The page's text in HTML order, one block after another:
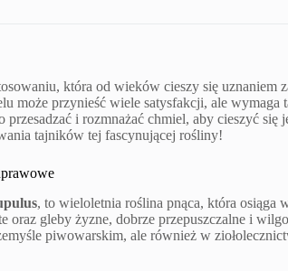
która od wieków cieszy się
może przynieść wiele satysfakcji, ale wymaga
i rozmnażać chmiel, aby cieszyć
tajników tej fascynującej rośliny!
, to wieloletnia roślina pnąca, która osiąga
oraz gleby żyzne, dobrze przepuszczalne i
piwowarskim, ale również w